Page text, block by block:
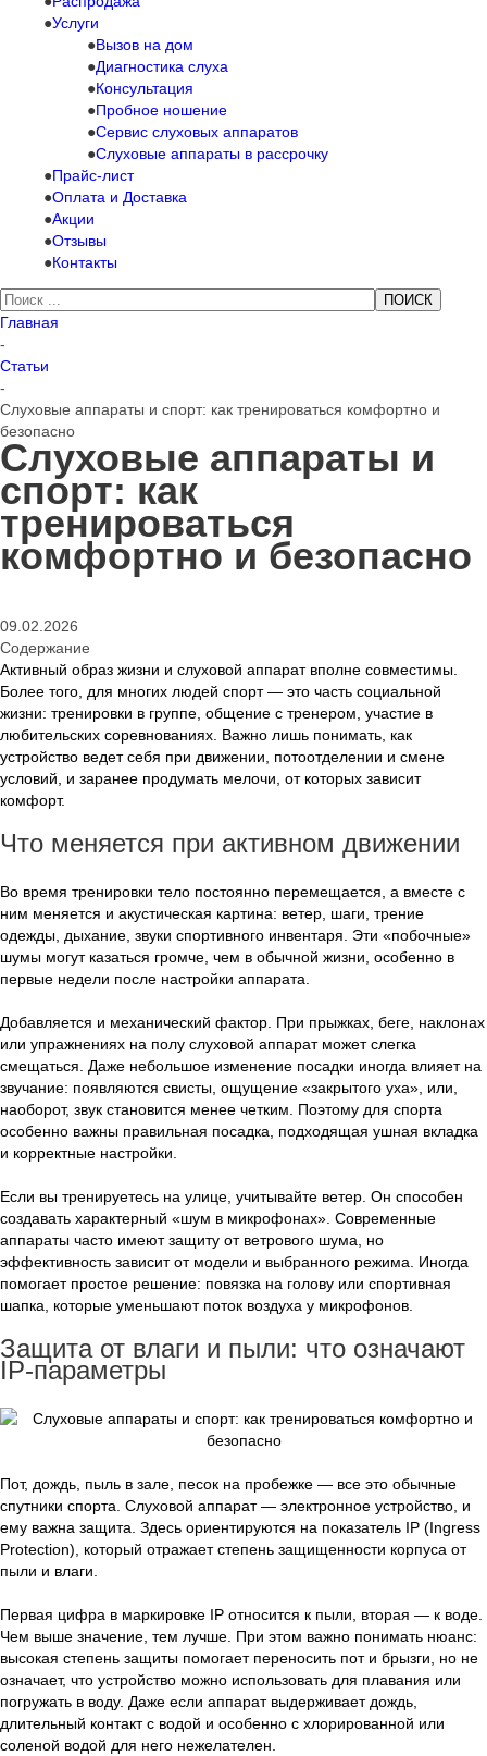
Услуги
Вызов на дом
Диагностика слуха
Консультация
Пробное ношение
Сервис слуховых аппаратов
Слуховые аппараты в рассрочку
Прайс-лист
Оплата и Доставка
Акции
Отзывы
Контакты
Главная
-
Статьи
-
Слуховые аппараты и спорт: как тренироваться комфортно и
безопасно
Слуховые аппараты и
спорт: как
тренироваться
комфортно и безопасно
09.02.2026
Содержание
Активный образ жизни и слуховой аппарат вполне совместимы.
Более того, для многих людей спорт — это часть социальной
жизни: тренировки в группе, общение с тренером, участие в
любительских соревнованиях. Важно лишь понимать, как
устройство ведет себя при движении, потоотделении и смене
условий, и заранее продумать мелочи, от которых зависит
комфорт.
Что меняется при активном движении
Во время тренировки тело постоянно перемещается, а вместе с
ним меняется и акустическая картина: ветер, шаги, трение
одежды, дыхание, звуки спортивного инвентаря. Эти «побочные»
шумы могут казаться громче, чем в обычной жизни, особенно в
первые недели после настройки аппарата.
Добавляется и механический фактор. При прыжках, беге, наклонах
или упражнениях на полу слуховой аппарат может слегка
смещаться. Даже небольшое изменение посадки иногда влияет на
звучание: появляются свисты, ощущение «закрытого уха», или,
наоборот, звук становится менее четким. Поэтому для спорта
особенно важны правильная посадка, подходящая ушная вкладка
и корректные настройки.
Если вы тренируетесь на улице, учитывайте ветер. Он способен
создавать характерный «шум в микрофонах». Современные
аппараты часто имеют защиту от ветрового шума, но
эффективность зависит от модели и выбранного режима. Иногда
помогает простое решение: повязка на голову или спортивная
шапка, которые уменьшают поток воздуха у микрофонов.
Защита от влаги и пыли: что означают
IP-параметры
Пот, дождь, пыль в зале, песок на пробежке — все это обычные
спутники спорта. Слуховой аппарат — электронное устройство, и
ему важна защита. Здесь ориентируются на показатель IP (Ingress
Protection), который отражает степень защищенности корпуса от
пыли и влаги.
Первая цифра в маркировке IP относится к пыли, вторая — к воде.
Чем выше значение, тем лучше. При этом важно понимать нюанс:
высокая степень защиты помогает переносить пот и брызги, но не
означает, что устройство можно использовать для плавания или
погружать в воду. Даже если аппарат выдерживает дождь,
длительный контакт с водой и особенно с хлорированной или
соленой водой для него нежелателен.